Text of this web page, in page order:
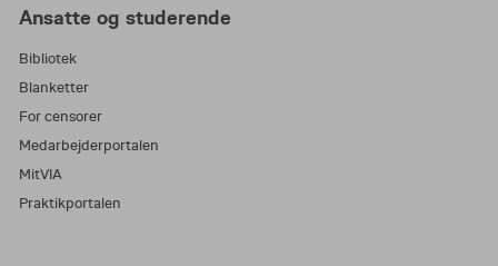
Ansatte og studerende
Bibliotek
Blanketter
For censorer
Medarbejderportalen
MitVIA
Praktikportalen